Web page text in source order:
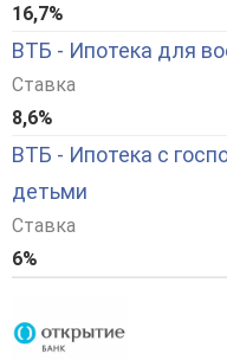
16,7%
ВТБ - Ипотека для
Ставка
8,6%
ВТБ - Ипотека с
детьми
Ставка
6%